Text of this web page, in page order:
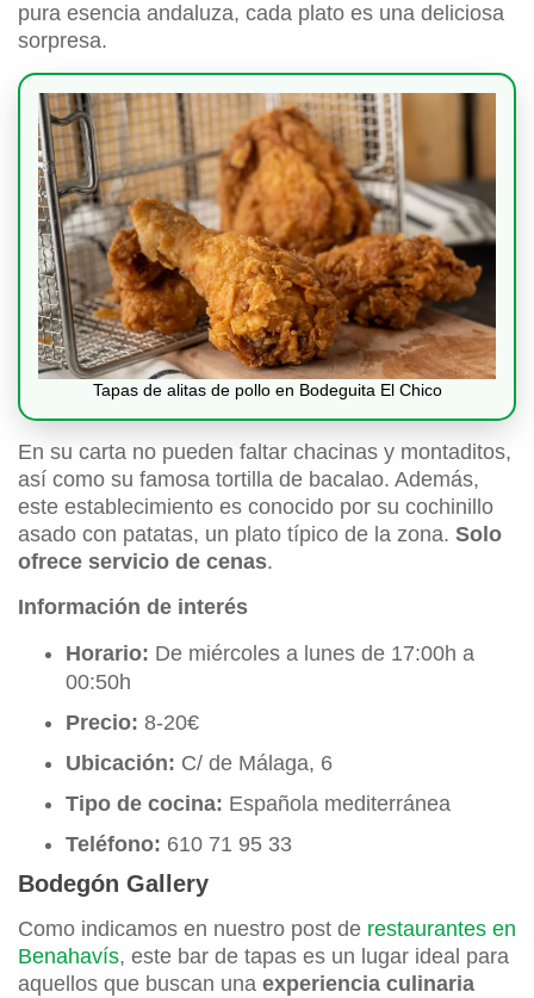
pura esencia andaluza, cada plato es una deliciosa
sorpresa.
Tapas de alitas de pollo en Bodeguita El Chico
En su carta no pueden faltar chacinas y montaditos,
así como su famosa tortilla de bacalao. Además,
este establecimiento es conocido por su cochinillo
asado con patatas, un plato típico de la zona. Solo
ofrece servicio de cenas.
Información de interés
Horario: De miércoles a lunes de 17:00h a
00:50h
Precio: 8-20€
Ubicación: C/ de Málaga, 6
Tipo de cocina: Española mediterránea
Teléfono: 610 71 95 33
Bodegón Gallery
Como indicamos en nuestro post de restaurantes en
Benahavís, este bar de tapas es un lugar ideal para
aquellos que buscan una experiencia culinaria